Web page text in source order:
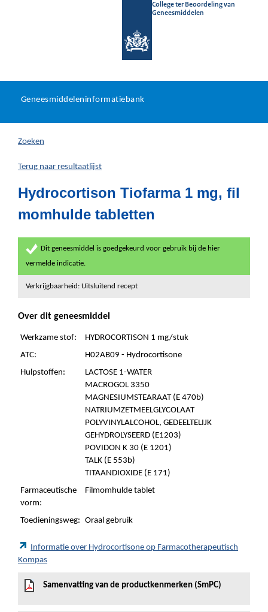
College ter Beoordeling van
Geneesmiddelen
U
hier:
Geneesmiddeleninformatiebank
Zoeken
Terug naar resultaatlijst
Hydrocortison Tiofarma 1 mg, fil
momhulde tabletten
Dit geneesmiddel is goedgekeurd voor gebruik bij de hier
vermelde indicatie.
Verkrijgbaarheid: Uitsluitend recept
Over dit geneesmiddel
Werkzame stof:
HYDROCORTISON 1 mg/stuk
ATC:
H02AB09 - Hydrocortisone
Hulpstoffen:
LACTOSE 1-WATER
MACROGOL 3350
MAGNESIUMSTEARAAT (E 470b)
NATRIUMZETMEELGLYCOLAAT
POLYVINYLALCOHOL, GEDEELTELIJK
GEHYDROLYSEERD (E1203)
POVIDON K 30 (E 1201)
TALK (E 553b)
TITAANDIOXIDE (E 171)
Farmaceutische
vorm:
Filmomhulde tablet
Toedieningsweg: Oraal gebruik
Informatie over Hydrocortisone op Farmacotherapeutisch
Kompas
Samenvatting van de productkenmerken (SmPC)